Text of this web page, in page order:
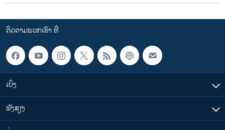
ຕິດຕາມພວກເຮົາ ທີ່
ເບິ່ງ
ຟັງສຽງ